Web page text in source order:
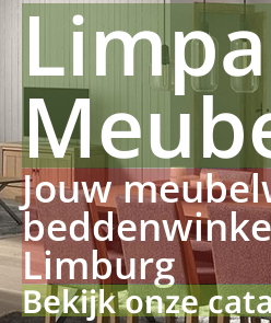
Limpa
Jouw
Limburg
Bekijk onze